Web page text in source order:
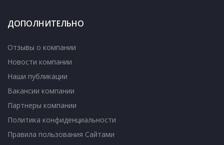
ДОПОЛНИТЕЛЬНО
Отзывы о компании
Новости компании
Наши публикации
Вакансии компании
Партнеры компании
Политика конфиденциальности
Правила пользования Сайтами